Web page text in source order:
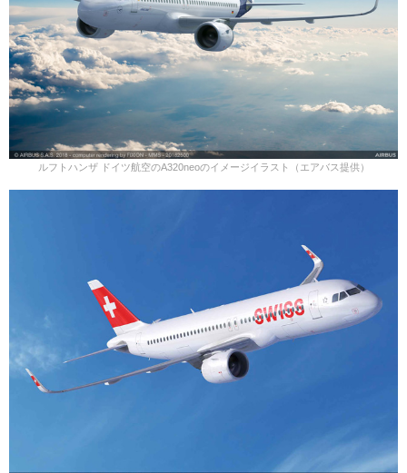
ルフトハンザ ドイツ航空のA320neoのイメージイラスト（エアバス提供）